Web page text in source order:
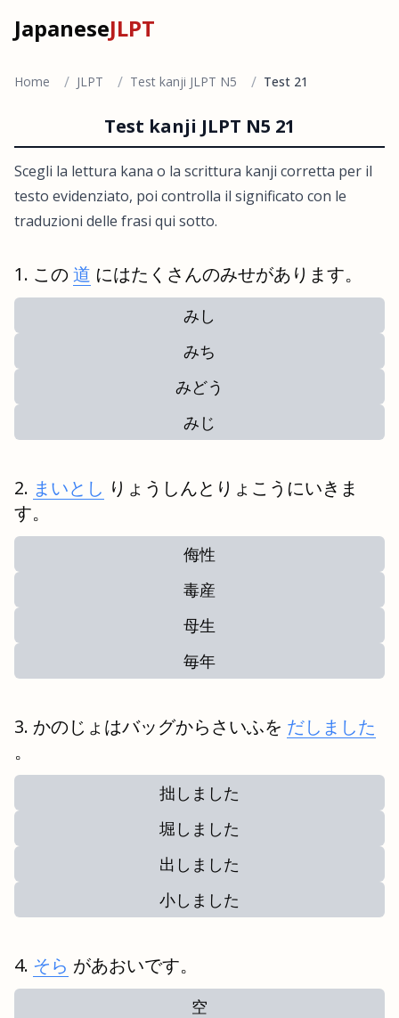
JapaneseJLPT
Home / JLPT / Test kanji JLPT N5 / Test 21
Test kanji JLPT N5 21
Scegli la lettura kana o la scrittura kanji corretta per il
testo evidenziato, poi controlla il significato con le
traduzioni delle frasi qui sotto.
この 道 にはたくさんのみせがあります。
みし
みち
みどう
みじ
まいとし りょうしんとりょこうにいきま
す。
侮性
毒産
母生
毎年
かのじょはバッグからさいふを だしました
。
拙しました
堀しました
出しました
小しました
そら があおいです。
空